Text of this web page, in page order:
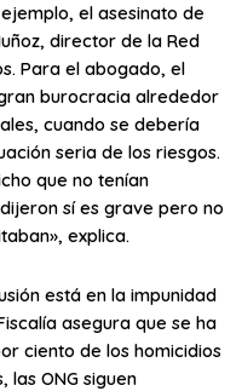
el asesinato de
director de la Red
Para el abogado, el
burocracia alrededor
cuando se debería
seria de los riesgos.
que no tenían
sí es grave pero no
explica.
está en la impunidad
asegura que se ha
ciento de los homicidios
las ONG siguen